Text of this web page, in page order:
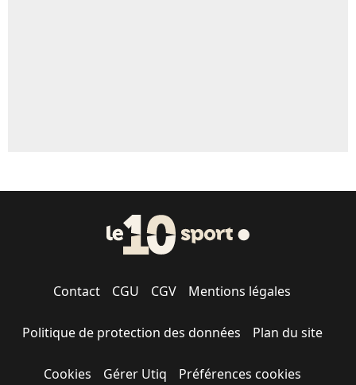
Contact CGU CGV Mentions légales
Politique de protection des données Plan du site
Cookies Gérer Utiq Préférences cookies